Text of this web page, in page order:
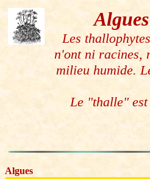
Les
n'ont ni racines,
milieu humide.
Le "thalle"
Algues